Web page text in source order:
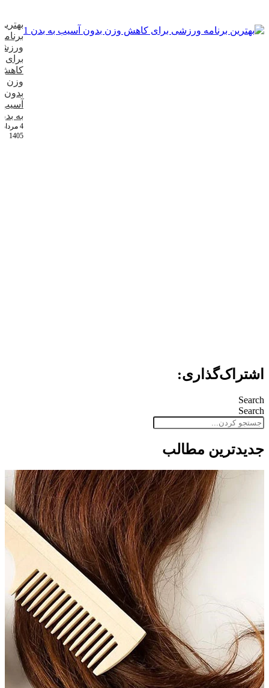
برنامه
برای
وزن
بدون
آسیب
به
4 مرداد
1405
اشتراک‌گذاری:
Search
Search
جدید‌ترین مطالب